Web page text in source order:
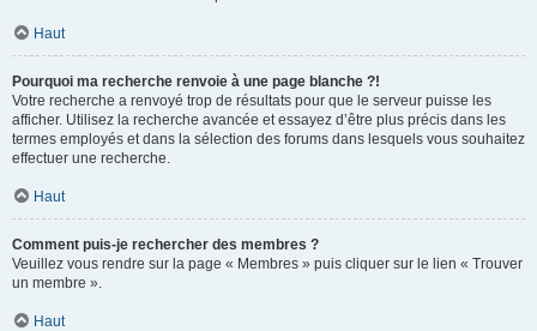
Haut
Pourquoi ma recherche renvoie à une page blanche ?!
Votre recherche a renvoyé trop de résultats pour que le serveur puisse les
afficher. Utilisez la recherche avancée et essayez d’être plus précis dans les
termes employés et dans la sélection des forums dans lesquels vous souhaitez
effectuer une recherche.
Haut
Comment puis-je rechercher des membres ?
Veuillez vous rendre sur la page « Membres » puis cliquer sur le lien « Trouver
un membre ».
Haut